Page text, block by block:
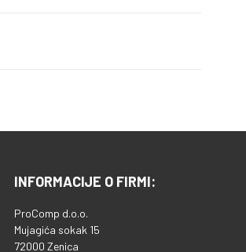
INFORMACIJE O FIRMI:
ProComp d.o.o.
Mujagića sokak 15
72000 Zenica